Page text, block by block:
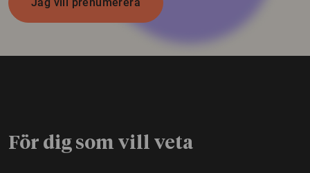
Jag vill prenumerera
För dig som vill veta